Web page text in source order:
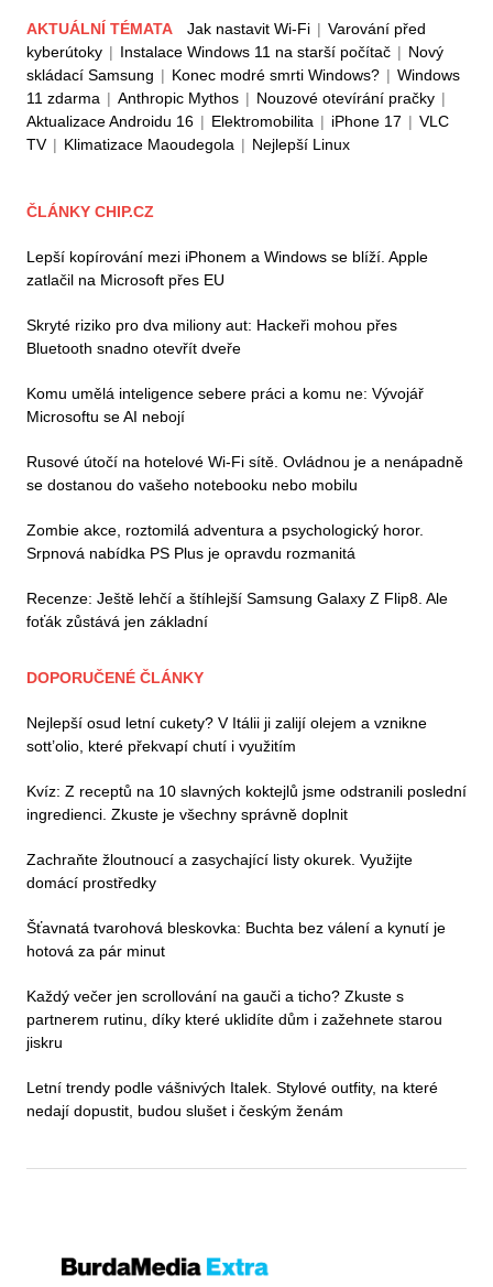
AKTUÁLNÍ TÉMATA Jak nastavit Wi-Fi | Varování před
kyberútoky | Instalace Windows 11 na starší počítač | Nový
skládací Samsung | Konec modré smrti Windows? | Windows
11 zdarma | Anthropic Mythos | Nouzové otevírání pračky |
Aktualizace Androidu 16 | Elektromobilita | iPhone 17 | VLC
TV | Klimatizace Maoudegola | Nejlepší Linux
ČLÁNKY CHIP.CZ
Lepší kopírování mezi iPhonem a Windows se blíží. Apple
zatlačil na Microsoft přes EU
Skryté riziko pro dva miliony aut: Hackeři mohou přes
Bluetooth snadno otevřít dveře
Komu umělá inteligence sebere práci a komu ne: Vývojář
Microsoftu se AI nebojí
Rusové útočí na hotelové Wi-Fi sítě. Ovládnou je a nenápadně
se dostanou do vašeho notebooku nebo mobilu
Zombie akce, roztomilá adventura a psychologický horor.
Srpnová nabídka PS Plus je opravdu rozmanitá
Recenze: Ještě lehčí a štíhlejší Samsung Galaxy Z Flip8. Ale
foťák zůstává jen základní
DOPORUČENÉ ČLÁNKY
Nejlepší osud letní cukety? V Itálii ji zalijí olejem a vznikne
sott’olio, které překvapí chutí i využitím
Kvíz: Z receptů na 10 slavných koktejlů jsme odstranili poslední
ingredienci. Zkuste je všechny správně doplnit
Zachraňte žloutnoucí a zasychající listy okurek. Využijte
domácí prostředky
Šťavnatá tvarohová bleskovka: Buchta bez válení a kynutí je
hotová za pár minut
Každý večer jen scrollování na gauči a ticho? Zkuste s
partnerem rutinu, díky které uklidíte dům i zažehnete starou
jiskru
Letní trendy podle vášnivých Italek. Stylové outfity, na které
nedají dopustit, budou slušet i českým ženám